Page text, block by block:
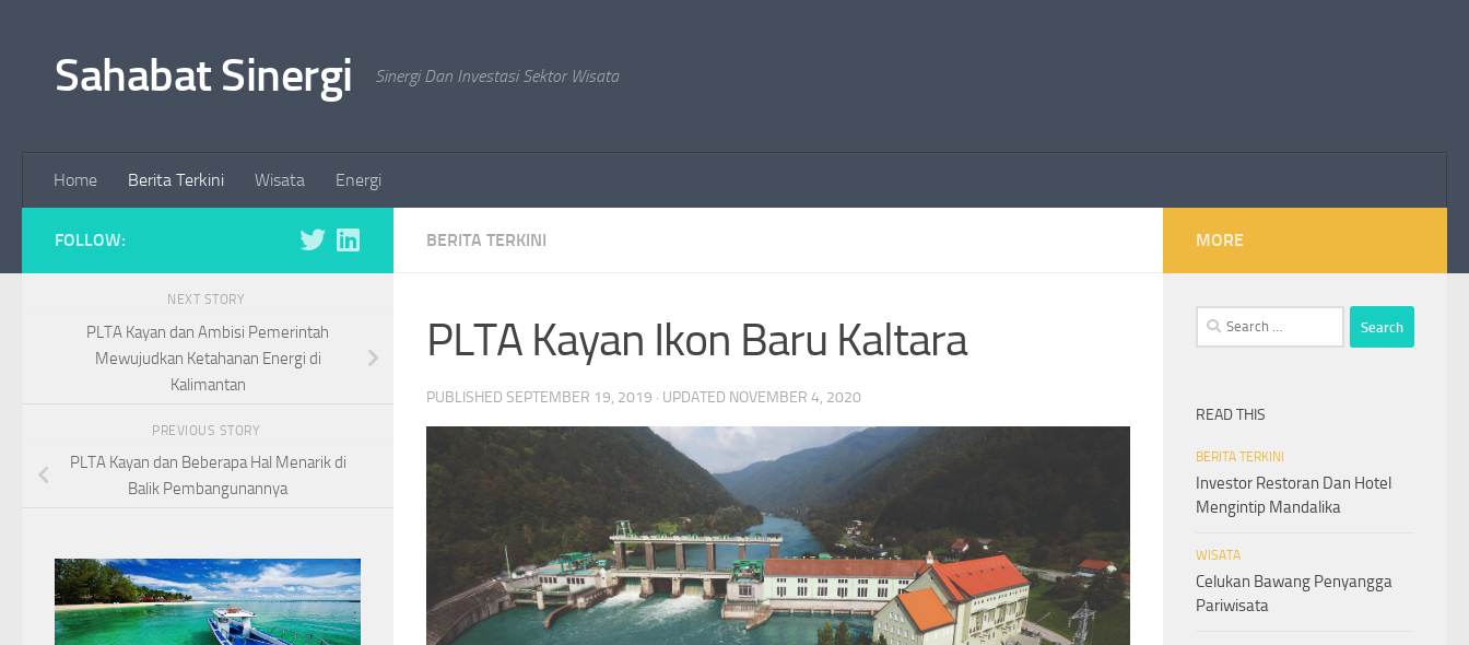
Sahabat Sinergi Sinergi Dan Investasi Sektor Wisata
Home Berita Terkini Wisata Energi
BERITA TERKINI
PLTA Kayan Ikon Baru Kaltara
PUBLISHED SEPTEMBER 19, 2019 · UPDATED NOVEMBER 4, 2020
FOLLOW:
NEXT STORY
PLTA Kayan dan Ambisi Pemerintah
Mewujudkan Ketahanan Energi di
Kalimantan
PREVIOUS STORY
PLTA Kayan dan Beberapa Hal Menarik di
Balik Pembangunannya
MORE
Search
for:
READ THIS
BERITA TERKINI
Investor Restoran Dan Hotel
Mengintip Mandalika
WISATA
Celukan Bawang Penyangga
Pariwisata